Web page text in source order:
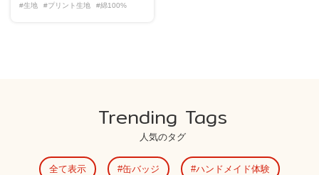
#生地 #プリント生地 #綿100%
Trending Tags
人気のタグ
全て表示 缶バッジ ハンドメイド体験